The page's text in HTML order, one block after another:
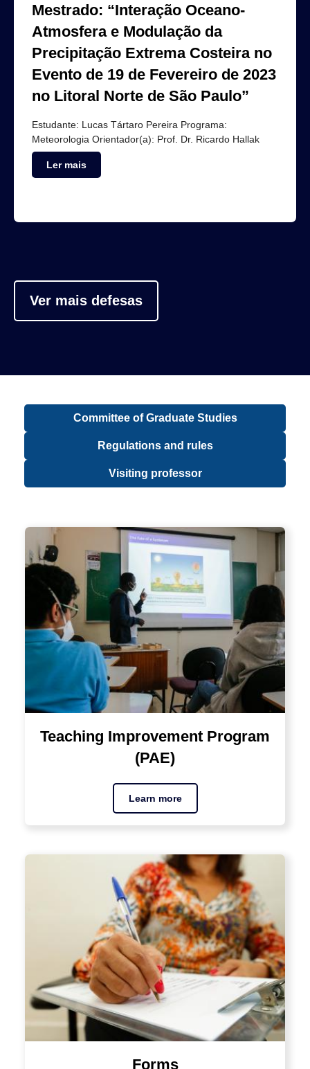
Mestrado: “Interação Oceano-
Atmosfera e Modulação da
Precipitação Extrema Costeira no
Evento de 19 de Fevereiro de 2023
no Litoral Norte de São Paulo”
Estudante: Lucas Tártaro Pereira Programa:
Meteorologia Orientador(a): Prof. Dr. Ricardo Hallak
Ler mais
Ver mais defesas
Committee of Graduate Studies
Regulations and rules
Visiting professor
Teaching Improvement Program
(PAE)
Learn more
Forms